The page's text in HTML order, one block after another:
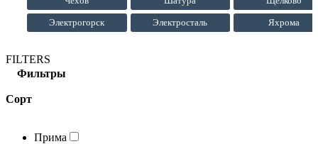
Электрогорск Электросталь Яхрома
FILTERS
Фильтры
Сорт
Прима